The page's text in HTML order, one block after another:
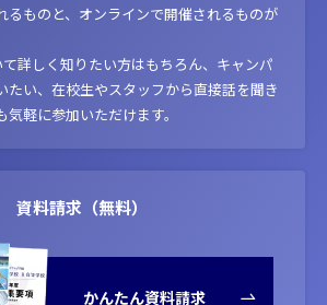
るものと、オンラインで開催されるものが
詳しく知りたい方はもちろん、キャンパ
たい、在校生やスタッフから直接話を聞き
軽に参加いただけます。
資料請求（無料）
かんたん資料請求